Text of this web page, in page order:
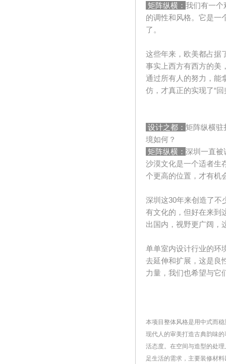
矩阵纵横： 我们有一个
的调性和风格。它是一
了。
这些年来，欧美都占据
事实上西方有西方的美
通过所有人的努力，能
仿，才真正的实现了“回
设计之都： 矩阵纵横驻
境如何？
矩阵纵横： 深圳一直被
沙漠文化是一个适者生
个更高的位置，才有机
深圳这30年来创造了不
有文化的，但好在来到
出国内，视野更广阔，
单单室内设计行业的环
去延伸和扩展，这是良
力量，我们也希望与它
本项目整体风格是用中式而
现代人的审美打造古典韵味
活态度。在空间与造型的处
足生活的需求，主要装修材